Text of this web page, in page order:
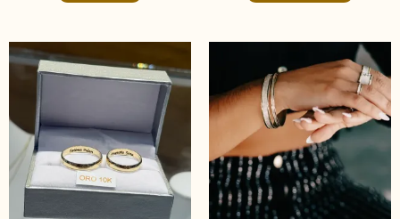
de
precios:
desde
$ 3.500,00
hasta
$ 37.590,00
producto
tiene
múltiples
variantes.
Las
opciones
se
pueden
Este
tiene
Las
se
pueden